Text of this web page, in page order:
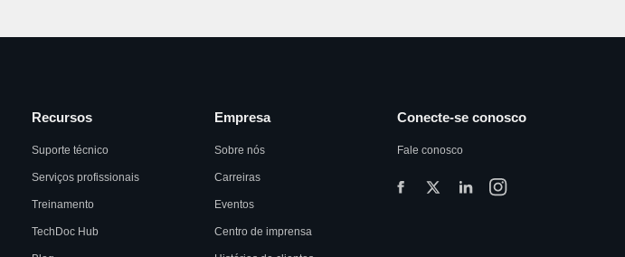
Recursos
Suporte técnico
Serviços profissionais
Treinamento
TechDoc Hub
Empresa
Sobre nós
Carreiras
Eventos
Centro de imprensa
Conecte-se conosco
Fale conosco